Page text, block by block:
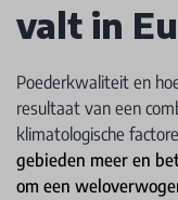
valt in
Poederkwaliteit en
resultaat van een
klimatologische
gebieden meer en
om een